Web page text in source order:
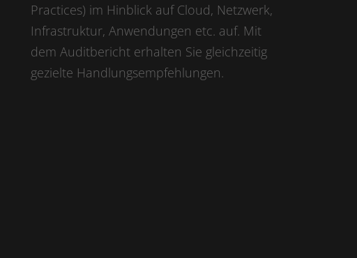
Practices) im Hinblick auf Cloud, Netzwerk,
Infrastruktur, Anwendungen etc. auf. Mit
dem Auditbericht erhalten Sie gleichzeitig
gezielte Handlungsempfehlungen.